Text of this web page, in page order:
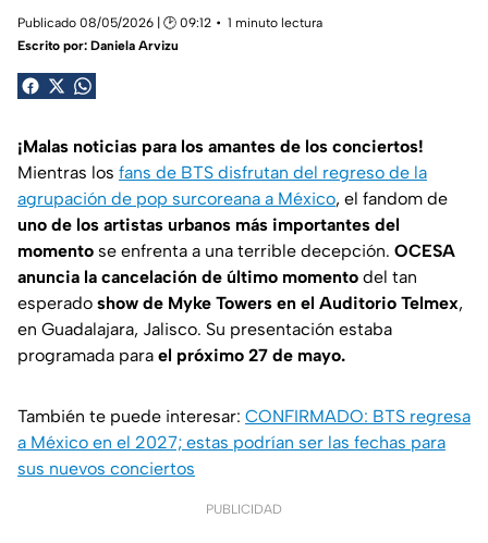
Publicado 08/05/2026 | 🕑 09:12
1 minuto lectura
Escrito por: Daniela Arvizu
¡Malas noticias para los amantes de los conciertos!
Mientras los fans de BTS disfrutan del regreso de la
agrupación de pop surcoreana a México, el fandom de
uno de los artistas urbanos más importantes del
momento se enfrenta a una terrible decepción. OCESA
anuncia la cancelación de último momento del tan
esperado show de Myke Towers en el Auditorio Telmex,
en Guadalajara, Jalisco. Su presentación estaba
programada para el próximo 27 de mayo.
También te puede interesar: CONFIRMADO: BTS regresa
a México en el 2027; estas podrían ser las fechas para
sus nuevos conciertos
PUBLICIDAD